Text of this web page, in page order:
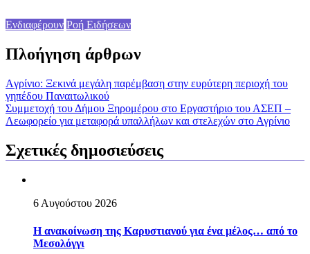
Ενδιαφέρουν Ροή Ειδήσεων
Πλοήγηση άρθρων
Aγρίνιο: Ξεκινά μεγάλη παρέμβαση στην ευρύτερη περιοχή του
γηπέδου Παναιτωλικού
Συμμετοχή του Δήμου Ξηρομέρου στο Εργαστήριο του ΑΣΕΠ –
Λεωφορείο για μεταφορά υπαλλήλων και στελεχών στο Αγρίνιο
Σχετικές δημοσιεύσεις
6 Αυγούστου 2026
Η ανακοίνωση της Καρυστιανού για ένα μέλος… από το
Μεσολόγγι